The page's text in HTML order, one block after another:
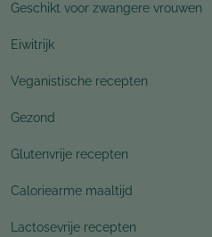
Geschikt voor zwangere vrouwen
Eiwitrijk
Veganistische recepten
Gezond
Glutenvrije recepten
Caloriearme maaltijd
Lactosevrije recepten